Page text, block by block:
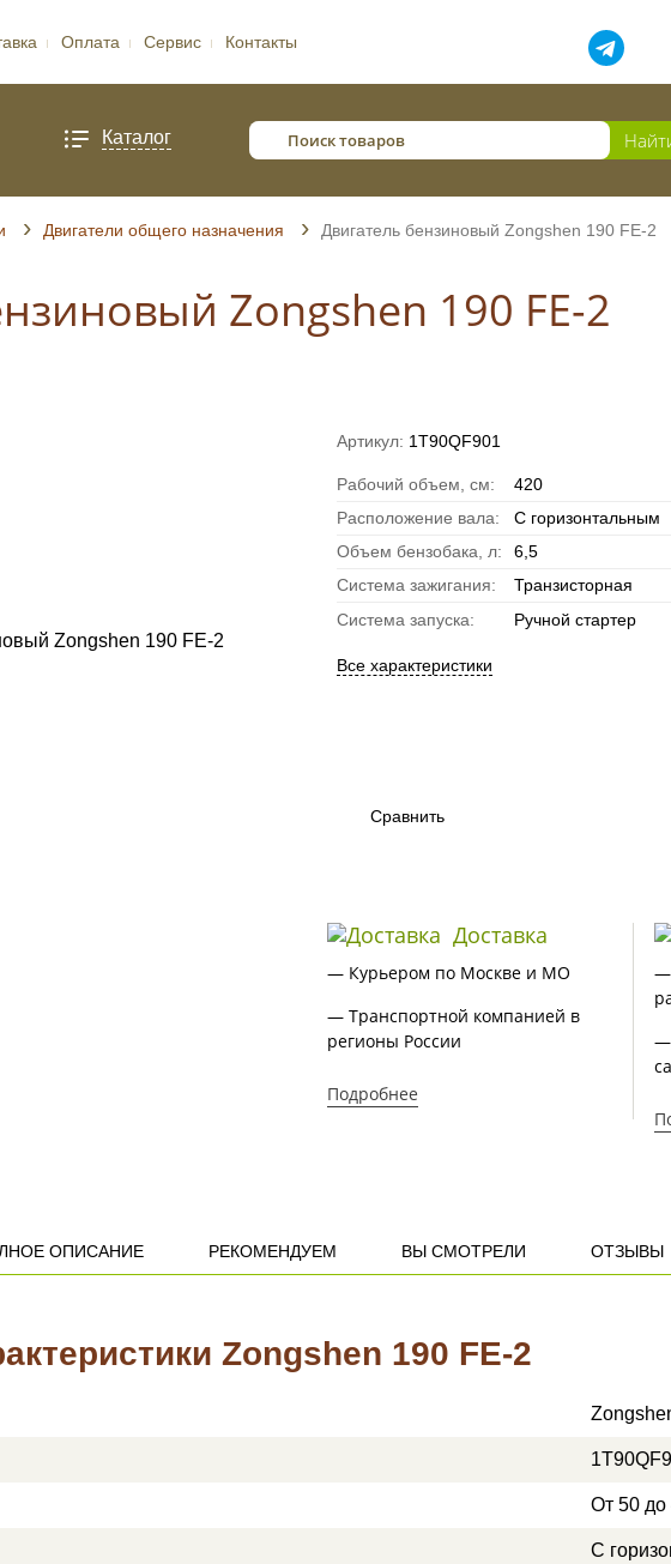
Оплата Сервис Контакты
Каталог
Двигатели общего назначения Двигатель бензиновый Zongshen 190 FE-2
Zongshen 190 FE-2
Артикул: 1T90QF901
Рабочий объем, см:
420
Расположение вала:
С горизонтальным
Объем бензобака, л:
6,5
Система зажигания:
Транзисторная
Система запуска:
Ручной стартер
Все характеристики
Сравнить
Доставка
— Курьером по Москве и МО
— Транспортной компанией в
регионы России
Подробнее
—
—
ОПИСАНИЕ РЕКОМЕНДУЕМ ВЫ СМОТРЕЛИ ОТЗЫВЫ
Zongshen 190 FE-2
От 50 до
С